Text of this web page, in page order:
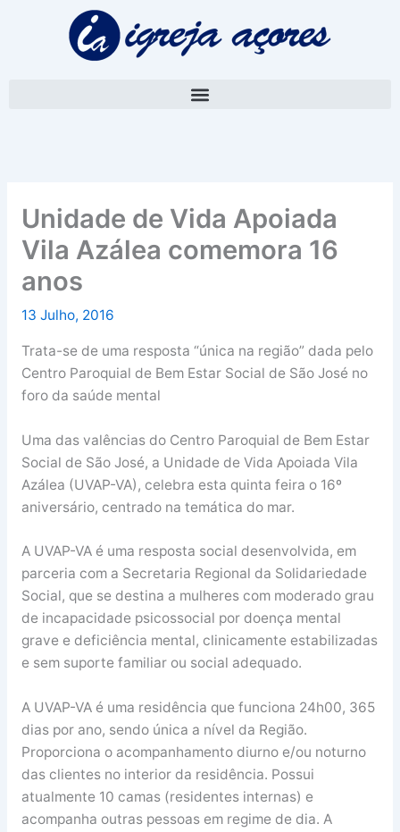
Unidade de Vida Apoiada
Vila Azálea comemora 16
anos
13 Julho, 2016
Trata-se de uma resposta “única na região” dada pelo
Centro Paroquial de Bem Estar Social de São José no
foro da saúde mental
Uma das valências do Centro Paroquial de Bem Estar
Social de São José, a Unidade de Vida Apoiada Vila
Azálea (UVAP-VA), celebra esta quinta feira o 16º
aniversário, centrado na temática do mar.
A UVAP-VA é uma resposta social desenvolvida, em
parceria com a Secretaria Regional da Solidariedade
Social, que se destina a mulheres com moderado grau
de incapacidade psicossocial por doença mental
grave e deficiência mental, clinicamente estabilizadas
e sem suporte familiar ou social adequado.
A UVAP-VA é uma residência que funciona 24h00, 365
dias por ano, sendo única a nível da Região.
Proporciona o acompanhamento diurno e/ou noturno
das clientes no interior da residência. Possui
atualmente 10 camas (residentes internas) e
acompanha outras pessoas em regime de dia. A